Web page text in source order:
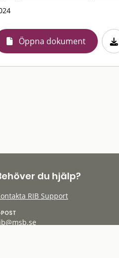
Öppna dokument
du hjälp?
RIB Support
POST